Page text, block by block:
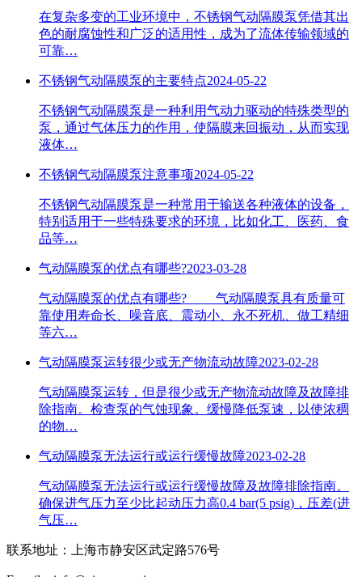
在复杂多变的工业环境中，不锈钢气动隔膜泵凭借其出
色的耐腐蚀性和广泛的适用性，成为了流体传输领域的
可靠…
不锈钢气动隔膜泵的主要特点2024-05-22
不锈钢气动隔膜泵是一种利用气动力驱动的特殊类型的
泵，通过气体压力的作用，使隔膜来回振动，从而实现
液体…
不锈钢气动隔膜泵注意事项2024-05-22
不锈钢气动隔膜泵是一种常用于输送各种液体的设备，
特别适用于一些特殊要求的环境，比如化工、医药、食
品等…
气动隔膜泵的优点有哪些?2023-03-28
气动隔膜泵的优点有哪些? 气动隔膜泵具有质量可
靠使用寿命长、噪音底、震动小、永不死机、做工精细
等六…
气动隔膜泵运转很少或无产物流动故障2023-02-28
气动隔膜泵运转，但是很少或无产物流动故障及故障排
除指南。检查泵的气蚀现象。缓慢降低泵速，以使浓稠
的物…
气动隔膜泵无法运行或运行缓慢故障2023-02-28
气动隔膜泵无法运行或运行缓慢故障及故障排除指南。
确保进气压力至少比起动压力高0.4 bar(5 psig)，压差(进
气压…
联系地址： 上海市静安区武定路576号